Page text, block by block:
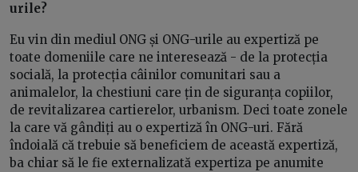
urile?
Eu vin din mediul ONG și ONG-urile au expertiză pe
toate domeniile care ne interesează - de la protecția
socială, la protecția câinilor comunitari sau a
animalelor, la chestiuni care țin de siguranța copiilor,
de revitalizarea cartierelor, urbanism. Deci toate zonele
la care vă gândiți au o expertiză în ONG-uri. Fără
îndoială că trebuie să beneficiem de această expertiză,
ba chiar să le fie externalizată expertiza pe anumite